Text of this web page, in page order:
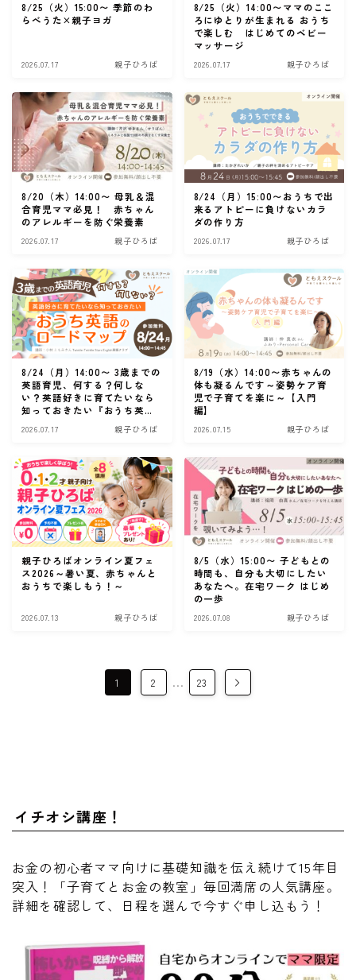
8/25（火）15:00〜 季節のわ
らべうた×親子ヨガ
2026.07.17 親子ひろば
8/25（火）14:00〜ママのここ
ろにゆとりが生まれる おうち
で楽しむ はじめてのベビー
マッサージ
2026.07.17 親子ひろば
8/20（木）14:00〜 母乳＆混
合育児ママ必見！ 赤ちゃん
のアレルギーを防ぐ栄養素
2026.07.17 親子ひろば
8/24（月）15:00〜おうちで出
来るアトピーに負けないカラ
ダの作り方
2026.07.17 親子ひろば
8/24（月）14:00〜 3歳までの
英語育児、何する？何しな
い？英語好きに育てたいなら
知っておきたい『おうち英
2026.07.17 親子ひろば
8/19（水）14:00〜赤ちゃんの
体も凝るんです～姿勢ケア育
児で子育てを楽に～【入門
編】
2026.07.15 親子ひろば
親子ひろばオンライン夏フェ
ス2026～暑い夏、赤ちゃんと
おうちで楽しもう！～
2026.07.13 親子ひろば
8/5（水）15:00〜 子どもとの
時間も、自分も大切にしたい
あなたへ。在宅ワーク はじめ
の一歩
2026.07.08 親子ひろば
1 2 … 23
イチオシ講座！
お金の初心者ママ向けに基礎知識を伝え続けて15年目
突入！「子育てとお金の教室」毎回満席の人気講座。
詳細を確認して、日程を選んで今すぐ申し込もう！